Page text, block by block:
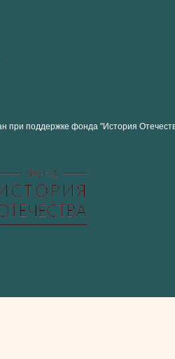
при поддержке фонда "История